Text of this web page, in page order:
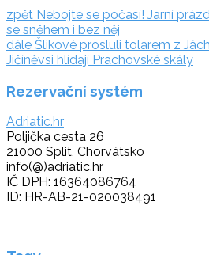
Navigace
pro
příspěvek
zpět zpět:
Nebojte se počasí! Jarní
se sněhem i bez něj
dále dále:
Šlikové prosluli tolarem z
Jičíněvsi hlídají Prachovské skály
Rezervační systém
Adriatic.hr
Poljička cesta 26
21000 Split, Chorvátsko
info(@)adriatic.hr
IČ DPH: 16364086764
ID: HR-AB-21-020038491